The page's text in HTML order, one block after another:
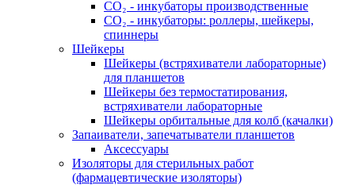
СО₂ - инкубаторы производственные
СО₂ - инкубаторы: роллеры, шейкеры,
спиннеры
Шейкеры
Шейкеры (встряхиватели лабораторные)
для планшетов
Шейкеры без термостатирования,
встряхиватели лабораторные
Шейкеры орбитальные для колб (качалки)
Запаиватели, запечатыватели планшетов
Аксессуары
Изоляторы для стерильных работ
(фармацевтические изоляторы)